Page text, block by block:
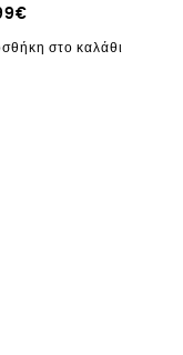
€
στο καλάθι